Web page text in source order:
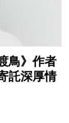
鳥》作者
託深厚情